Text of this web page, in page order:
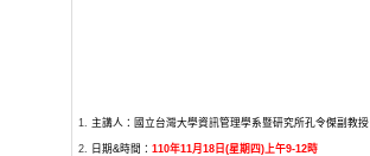
主講人： 國立台灣大學資訊管理學系暨研究所孔令傑副教授
日期&時間： 110年11月 18 日 (星期四)上午9-12時